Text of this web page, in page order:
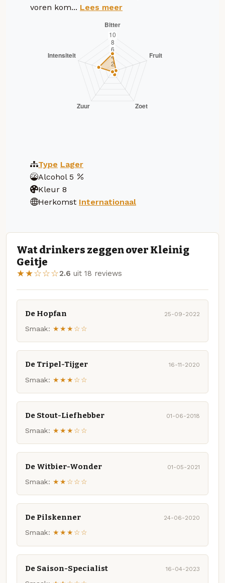
voren kom... Lees meer
Type Lager
Alcohol 5
Kleur 8
Herkomst Internationaal
Wat drinkers zeggen over Kleinig
Geitje
★★☆☆☆2.6 uit 18 reviews
De Hopfan 25-09-2022
Smaak: ★★★☆☆
De Tripel-Tijger 16-11-2020
Smaak: ★★★☆☆
De Stout-Liefhebber 01-06-2018
Smaak: ★★★☆☆
De Witbier-Wonder 01-05-2021
Smaak: ★★☆☆☆
De Pilskenner 24-06-2020
Smaak: ★★★☆☆
De Saison-Specialist 16-04-2023